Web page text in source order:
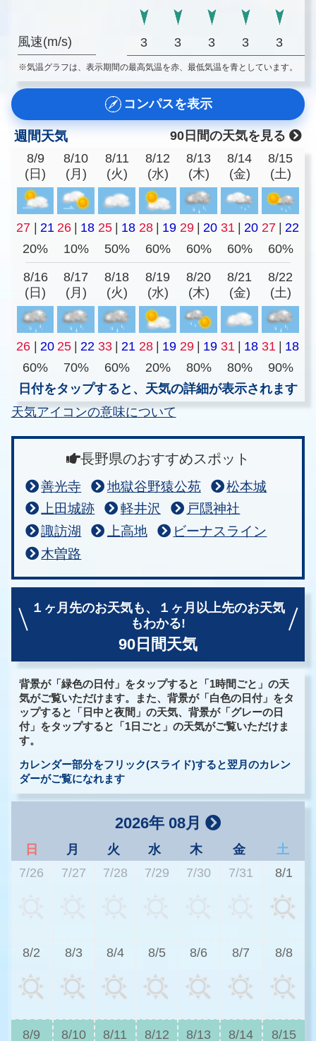
風速(m/s) 3 3 3 3 3
※気温グラフは、表示期間の最高気温を赤、最低気温を青としています。
コンパスを表示
週間天気
90日間の天気を見る
8/9
(日)
8/10
(月)
8/11
(火)
8/12
(水)
8/13
(木)
8/14
(金)
8/15
(土)
27 | 21 26 | 18 25 | 18 28 | 19 29 | 20 31 | 20 27 | 22
20%
10% 50% 60% 60% 60% 60%
8/16
(日)
8/17
(月)
8/18
(火)
8/19
(水)
8/20
(木)
8/21
(金)
8/22
(土)
26 | 20 25 | 22 33 | 21 28 | 19 29 | 19 31 | 18 31 | 18
60%
70% 60% 20% 80% 80%
90%
日付をタップすると、天気の詳細が表示されます
天気アイコンの意味について
長野県のおすすめスポット
善光寺 地獄谷野猿公苑
松本城
上田城跡
軽井沢
戸隠神社
諏訪湖
上高地
ビーナスライン
木曽路
１ヶ月先のお天気も、
１ヶ月以上先のお天気
もわかる!
90日間天気
背景が「緑色の日付」をタップすると「1時間ごと」の天
気がご覧いただけます。また、背景が「白色の日付」をタ
ップすると「日中と夜間」の天気、背景が「グレーの日
付」をタップすると「1日ごと」の天気がご覧いただけま
す。
カレンダー部分をフリック(スライド)すると翌月のカレン
ダーがご覧になれます
2026年 08月
日 月 火 水 木 金
土
7/26
7/27 7/28 7/29 7/30 7/31 8/1
8/2 8/3 8/4 8/5 8/6 8/7 8/8
8/9 8/10 8/11 8/12 8/13 8/14 8/15